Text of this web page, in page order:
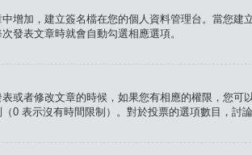
增加，建立簽名檔在您的個人資料管理台。當您建
發表文章時就會自動勾選相應選項。
或者修改文章的時候，如果您有相應的權限，您
0 表示沒有時間限制）。對於投票的選項數目，討